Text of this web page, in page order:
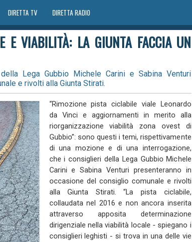
DIRETTA TV DIRETTA RADIO
E VIABILITÀ: LA GIUNTA FACCIA UN
Lega Gubbio Michele Carini e Sabina Venturi
e rivolti alla Giunta Stirati.
“Rimozione pista ciclabile viale Leonardo
da Vinci e aggiornamenti in merito alla
riorganizzazione viabilità zona ovest di
Gubbio”: sono questi i temi, rispettivamente
di una mozione e di una interrogazione,
che i consiglieri della Lega Gubbio Michele
Carini e Sabina Venturi presenteranno in
occasione del consiglio comunale e rivolti
alla Giunta Stirati. “La pista ciclabile,
collaudata nel 2016 e non ancora inserita
attraverso apposita determinazione
dirigenziale nella viabilità locale - spiegano i
consiglieri leghisti - si trova in una delle vie